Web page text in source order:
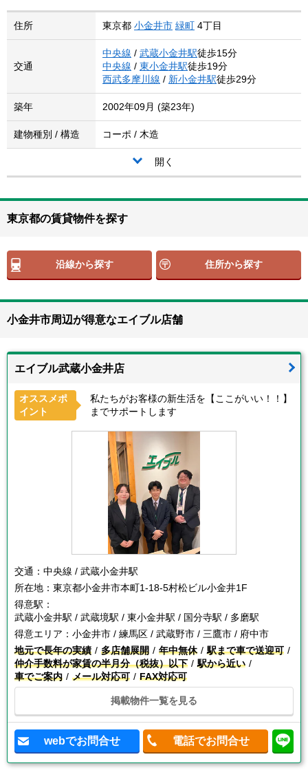
住所 東京都 小金井市 緑町 4丁目
交通
中央線 / 武蔵小金井駅徒歩15分
中央線 / 東小金井駅徒歩19分
西武多摩川線 / 新小金井駅徒歩29分
築年 2002年09月 (築23年)
建物種別 / 構造 コーポ / 木造
開く
東京都の賃貸物件を探す
沿線から探す 住所から探す
小金井市周辺が得意なエイブル店舗
エイブル武蔵小金井店
オススメポ
イント
私たちがお客様の新生活を【ここがいい！！】
までサポートします
交通： 中央線 / 武蔵小金井駅
所在地： 東京都小金井市本町1-18-5村松ビル小金井1F
得意駅：
武蔵小金井駅 / 武蔵境駅 / 東小金井駅 / 国分寺駅 / 多磨駅
得意エリア： 小金井市 / 練馬区 / 武蔵野市 / 三鷹市 / 府中市
地元で長年の実績
多店舗展開 年中無休
駅まで車で送迎可
仲介手数料が家賃の半月分（税抜）以下
駅から近い
車でご案内
メール対応可 FAX対応可
掲載物件一覧を見る
webでお問合せ 電話でお問合せ